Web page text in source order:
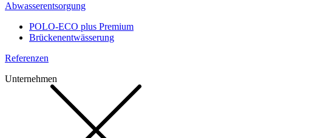
Abwasserentsorgung
POLO-ECO plus Premium
Brückenentwässerung
Referenzen
Unternehmen